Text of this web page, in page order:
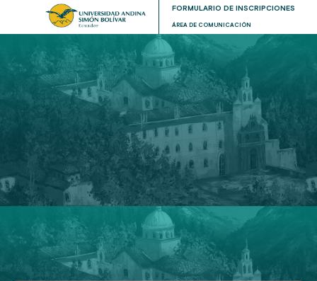
FORMULARIO DE INSCRIPCIONES
ÁREA DE COMUNICACIÓN